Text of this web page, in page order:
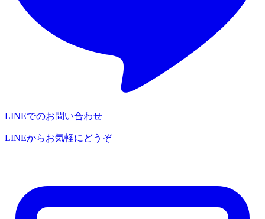
LINEでのお問い合わせ
LINEからお気軽にどうぞ